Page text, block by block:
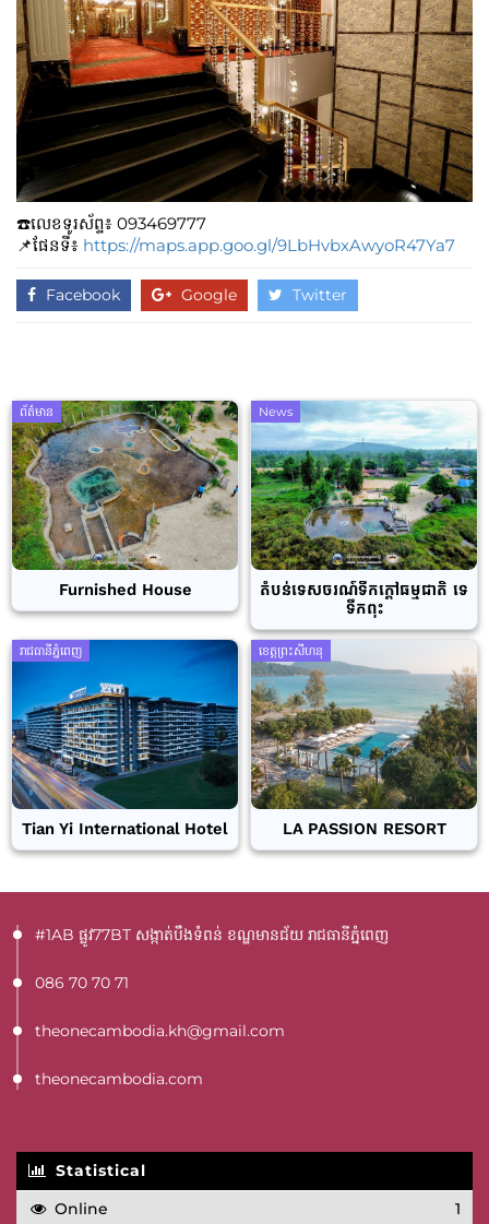
☎️លេខទូរស័ព្ទ៖​​ 093469777
📌ផែនទី៖ https://maps.app.goo.gl/9LbHvbxAwyoR47Ya7
Facebook Google Twitter
ព័ត៌មាន
Furnished House
News
តំបន់ទេសចរណ៍ទឹកក្តៅធម្មជាតិ ទេ
ទឹកពុះ
រាជធានីភ្នំពេញ
Tian Yi International Hotel
ខេត្តព្រះសីហនុ
LA PASSION RESORT
#1AB ផ្លូវ77BT​ សង្កាត់បឹងទំពន់ ខណ្ឌមានជ័យ រាជធានីភ្នំពេញ
086 70 70 71
theonecambodia.kh@gmail.com
theonecambodia.com
Statistical
Online
1